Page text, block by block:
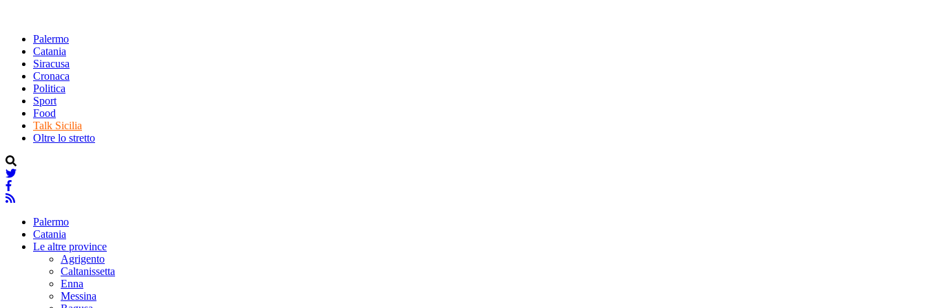
Palermo
Catania
Siracusa
Cronaca
Politica
Sport
Food
Talk Sicilia
Oltre lo stretto
Palermo
Catania
Le altre province
Agrigento
Caltanissetta
Enna
Messina